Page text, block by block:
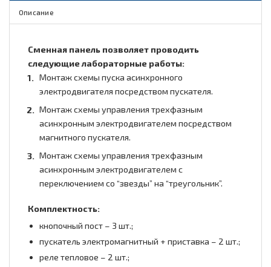
Описание
Сменная панель позволяет проводить
следующие лабораторные работы:
Монтаж схемы пуска асинхронного
электродвигателя посредством пускателя.
Монтаж схемы управления трехфазным
асинхронным электродвигателем посредством
магнитного пускателя.
Монтаж схемы управления трехфазным
асинхронным электродвигателем с
переключением со “звезды” на “треугольник”.
Комплектность:
кнопочный пост – 3 шт.;
пускатель электромагнитный + приставка – 2 шт.;
реле тепловое – 2 шт.;